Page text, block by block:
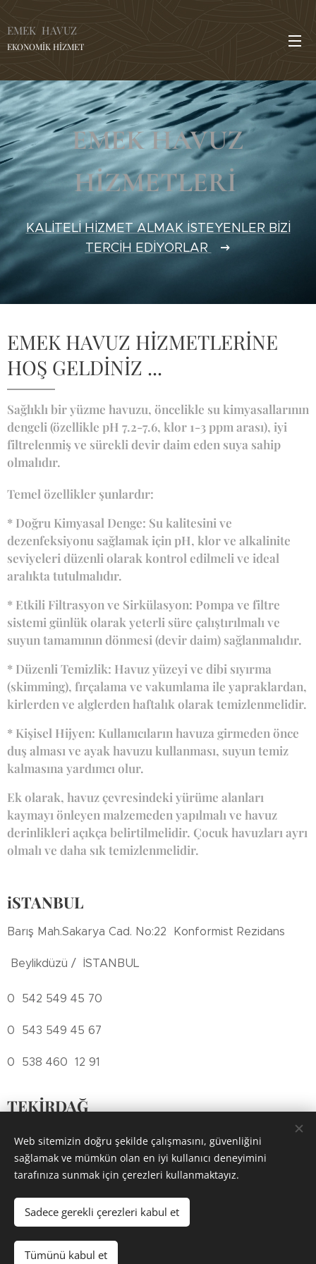
EMEK HAVUZ
EKONOMİK HİZMET
EMEK HAVUZ
HİZMETLERİ
KALİTELİ HİZMET ALMAK İSTEYENLER BİZİ
TERCİH EDİYORLAR
EMEK HAVUZ HİZMETLERİNE
HOŞ GELDİNİZ ...
Sağlıklı bir yüzme havuzu, öncelikle su kimyasallarının
dengeli (özellikle pH 7.2-7.6, klor 1-3 ppm arası), iyi
filtrelenmiş ve sürekli devir daim eden suya sahip
olmalıdır.
Temel özellikler şunlardır:
* Doğru Kimyasal Denge: Su kalitesini ve
dezenfeksiyonu sağlamak için pH, klor ve alkalinite
seviyeleri düzenli olarak kontrol edilmeli ve ideal
aralıkta tutulmalıdır.
* Etkili Filtrasyon ve Sirkülasyon: Pompa ve filtre
sistemi günlük olarak yeterli süre çalıştırılmalı ve
suyun tamamının dönmesi (devir daim) sağlanmalıdır.
* Düzenli Temizlik: Havuz yüzeyi ve dibi sıyırma
(skimming), fırçalama ve vakumlama ile yapraklardan,
kirlerden ve alglerden haftalık olarak temizlenmelidir.
* Kişisel Hijyen: Kullanıcıların havuza girmeden önce
duş alması ve ayak havuzu kullanması, suyun temiz
kalmasına yardımcı olur.
Ek olarak, havuz çevresindeki yürüme alanları
kaymayı önleyen malzemeden yapılmalı ve havuz
derinlikleri açıkça belirtilmelidir. Çocuk havuzları ayrı
olmalı ve daha sık temizlenmelidir.
iSTANBUL
Barış Mah.Sakarya Cad. No:22 Konformist Rezidans
Beylikdüzü / İSTANBUL
0 542 549 45 70
0 543 549 45 67
0 538 460 12 91
TEKİRDAĞ
Şeyhsinan Mah. Ortanca Sokak No:17 / 5
Çorlu TEKİRDAĞ
0 543 844 40 02
Web sitemizin doğru şekilde çalışmasını, güvenliğini
sağlamak ve mümkün olan en iyi kullanıcı deneyimini
tarafınıza sunmak için çerezleri kullanmaktayız.
Sadece gerekli çerezleri kabul et
Tümünü kabul et